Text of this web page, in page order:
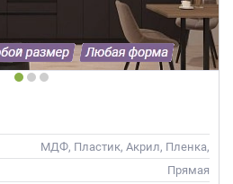
МДФ, Пластик, Акрил, Пленка,
Alvic / УФ лак, Матовые, Эмаль
Прямая